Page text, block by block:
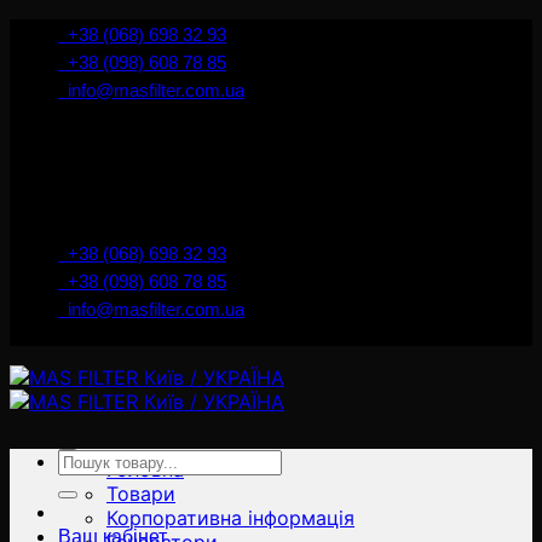
İçeriğe+38 (068) 698 32 93
+38 (098) 608 78 85
info@masfilter.com.ua
+38 (068) 698 32 93
+38 (098) 608 78 85
info@masfilter.com.ua
Головна
Товари
Корпоративна інформація
Ara:
Ваш кабінет